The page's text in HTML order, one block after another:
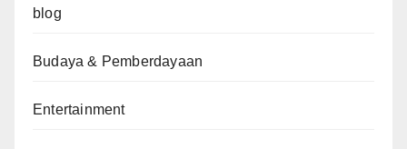
blog
Budaya & Pemberdayaan
Entertainment